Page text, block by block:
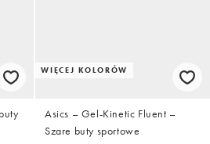
WIĘCEJ KOLORÓW
Asics – Gel-Kinetic Fluent –
Szare buty sportowe